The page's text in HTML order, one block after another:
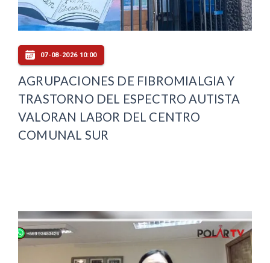
07-08-2026 10:00
AGRUPACIONES DE FIBROMIALGIA Y
TRASTORNO DEL ESPECTRO AUTISTA
VALORAN LABOR DEL CENTRO
COMUNAL SUR